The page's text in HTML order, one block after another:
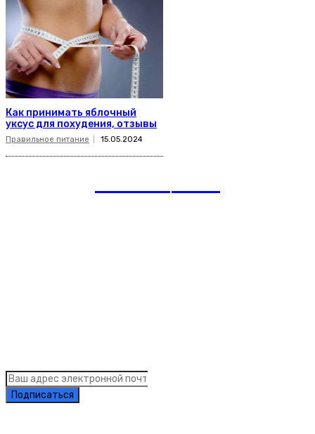
Как принимать яблочный
уксус для похудения, отзывы
Правильное питание 15.05.2024
Подписаться